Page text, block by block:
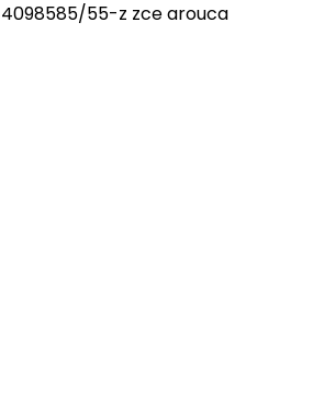
55-z zce arouca